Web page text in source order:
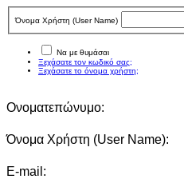
Όνομα Χρήστη (User Νame)
Να με θυμάσαι
Ξεχάσατε τον κωδικό σας;
Ξεχάσατε το όνομα χρήστη;
Ονοματεπώνυμο:
Όνομα Χρήστη (User Νame):
E-mail: